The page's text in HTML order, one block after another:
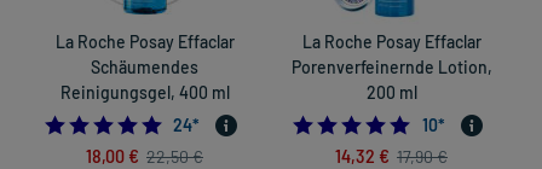
La Roche Posay Effaclar
Schäumendes
Reinigungsgel, 400 ml
5.0
24*
18,00 € 22,50 €
La Roche Posay Effaclar
Porenverfeinernde Lotion,
200 ml
4.9
10*
14,32 € 17,90 €